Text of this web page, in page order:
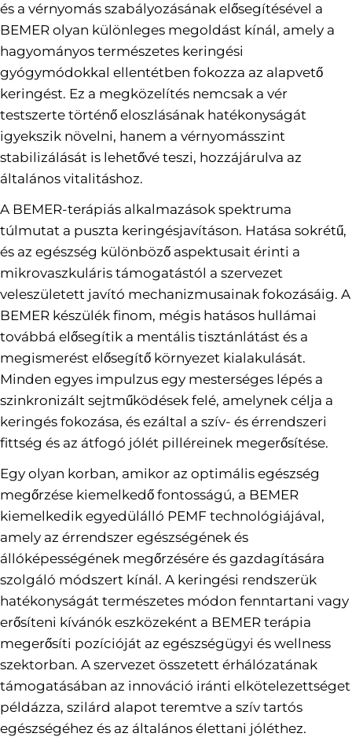
és a vérnyomás szabályozásának elősegítésével a
BEMER olyan különleges megoldást kínál, amely a
hagyományos természetes keringési
gyógymódokkal ellentétben fokozza az alapvető
keringést. Ez a megközelítés nemcsak a vér
testszerte történő eloszlásának hatékonyságát
igyekszik növelni, hanem a vérnyomásszint
stabilizálását is lehetővé teszi, hozzájárulva az
általános vitalitáshoz.
A BEMER-terápiás alkalmazások spektruma
túlmutat a puszta keringésjavításon. Hatása sokrétű,
és az egészség különböző aspektusait érinti a
mikrovaszkuláris támogatástól a szervezet
veleszületett javító mechanizmusainak fokozásáig. A
BEMER készülék finom, mégis hatásos hullámai
továbbá elősegítik a mentális tisztánlátást és a
megismerést elősegítő környezet kialakulását.
Minden egyes impulzus egy mesterséges lépés a
szinkronizált sejtműködések felé, amelynek célja a
keringés fokozása, és ezáltal a szív- és érrendszeri
fittség és az átfogó jólét pilléreinek megerősítése.
Egy olyan korban, amikor az optimális egészség
megőrzése kiemelkedő fontosságú, a BEMER
kiemelkedik egyedülálló PEMF technológiájával,
amely az érrendszer egészségének és
állóképességének megőrzésére és gazdagítására
szolgáló módszert kínál. A keringési rendszerük
hatékonyságát természetes módon fenntartani vagy
erősíteni kívánók eszközeként a BEMER terápia
megerősíti pozícióját az egészségügyi és wellness
szektorban. A szervezet összetett érhálózatának
támogatásában az innováció iránti elkötelezettséget
példázza, szilárd alapot teremtve a szív tartós
egészségéhez és az általános élettani jóléthez.